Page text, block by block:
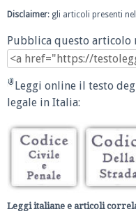
Disclaimer: gli articoli presenti
Pubblica questo articolo
Leggi online il testo
legale in Italia:
Leggi italiane e articoli